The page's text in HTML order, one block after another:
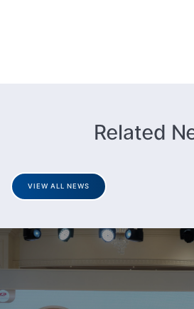
Related
VIEW ALL NEWS